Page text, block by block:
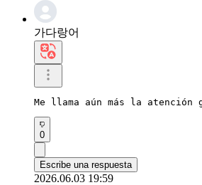
가다랑어
Me llama aún más la
0
Escribe una respuesta
2026.06.03 19:59